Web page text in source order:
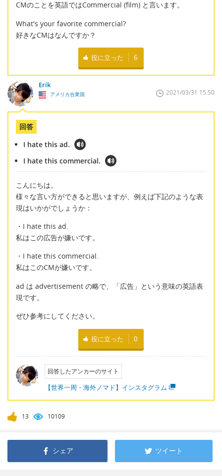
CMのことを英語ではCommercial (film) と言います。
What's your favorite commercial?
好きなCMはなんですか？
役に立った 6
Erik
アメリカ合衆国 2021/03/31 15:50
回答
I hate this ad.
I hate this commercial.
こんにちは。
様々な言い方ができると思いますが、例えば下記のような表
現はいかがでしょうか：
・I hate this ad.
私はこの広告が嫌いです。
・I hate this commercial.
私はこのCMが嫌いです。
ad は advertisement の略で、「広告」という意味の英語表
現です。
ぜひ参考にしてください。
役に立った 0
回答したアンカーのサイト
【世界一周・海外ノマド】インスタグラム
13 10109
シェア ツイート